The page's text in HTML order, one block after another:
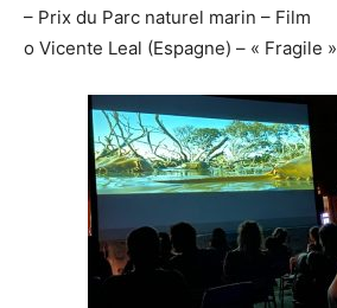
– Prix du Parc naturel marin – Film
o Vicente Leal (Espagne) – « Fragile »